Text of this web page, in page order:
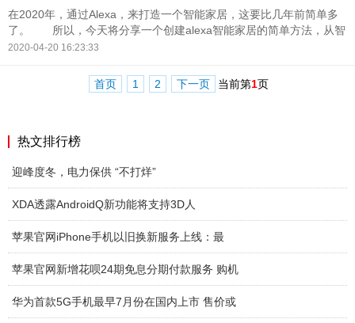
在2020年，通过Alexa，来打造一个智能家居，这要比几年前简单多
了。 所以，今天将分享一个创建alexa智能家居的简单方法，从智
能扬声器或智能显示器回声设备开始… Echo 最初的智能音箱
2020-04-20 16:23:33
首页 1 2 下一页 当前第1页
热文排行榜
迎峰度冬，电力保供 “不打烊”
XDA透露AndroidQ新功能将支持3D人
苹果官网iPhone手机以旧换新服务上线：最
苹果官网新增花呗24期免息分期付款服务 购机
华为首款5G手机最早7月份在国内上市 售价或